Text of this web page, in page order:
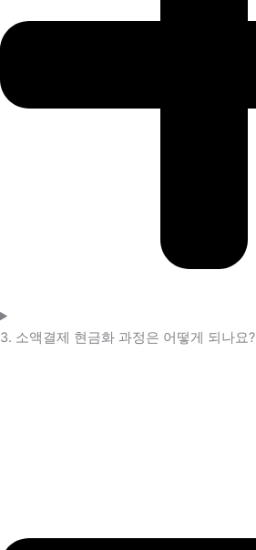
3. 소액결제 현금화 과정은 어떻게 되나요?